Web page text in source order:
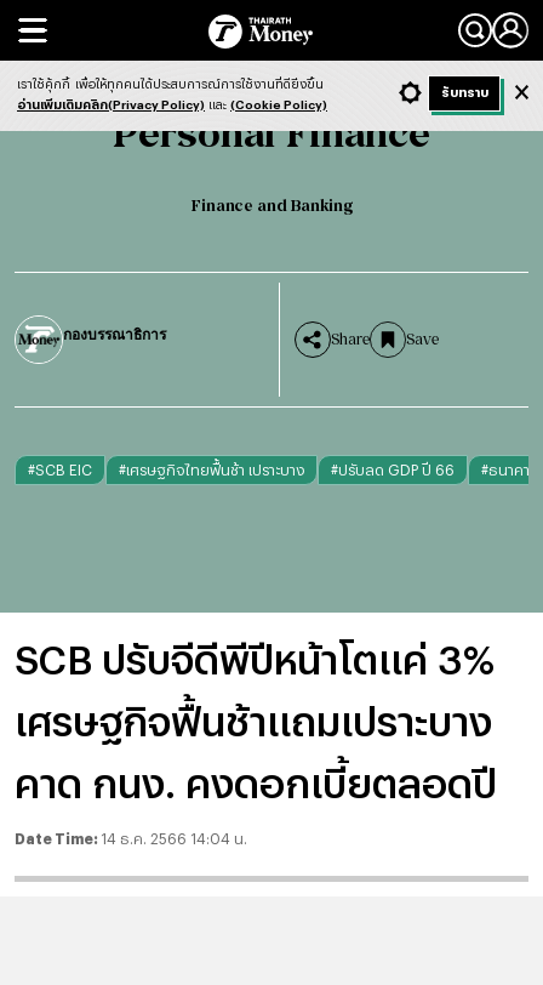
Search
Personal Finance Finance and Banking
Personal Finance
Finance and Banking
กองบรรณาธิการ Share Save
#SCB EIC #เศรษฐกิจไทยฟื้นช้า เปราะบาง #ปรับลด GDP ปี 66 #ธนาคา
SCB ปรับจีดีพีปีหน้าโตแค่ 3%
เศรษฐกิจฟื้นช้าแถมเปราะบาง
คาด กนง. คงดอกเบี้ยตลอดปี
Date Time: 14 ธ.ค. 2566 14:04 น.
- ก + ก Dark ฟังข่าว
เราใช้คุ้กกี้ เพื่อให้ทุกคนได้ประสบการณ์การใช้งานที่ดียิ่งขึ้น
อ่านเพิ่มเติมคลิก(Privacy Policy) และ (Cookie Policy)
รับทราบ